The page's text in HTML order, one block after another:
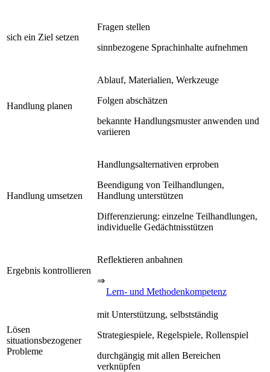
sich ein Ziel setzen
Fragen stellen
sinnbezogene Sprachinhalte aufnehmen
Handlung planen
Ablauf, Materialien, Werkzeuge
Folgen abschätzen
bekannte Handlungsmuster anwenden und
variieren
Handlung umsetzen
Handlungsalternativen erproben
Beendigung von Teilhandlungen,
Handlung unterstützen
Differenzierung: einzelne Teilhandlungen,
individuelle Gedächtnisstützen
Ergebnis kontrollieren
Reflektieren anbahnen
⇒
Lern- und Methodenkompetenz
Lösen
situationsbezogener
Probleme
mit Unterstützung, selbstständig
Strategiespiele, Regelspiele, Rollenspiel
durchgängig mit allen Bereichen
verknüpfen